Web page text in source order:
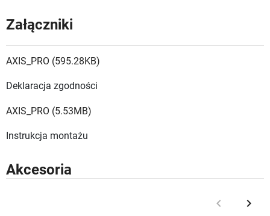
Załączniki
AXIS_PRO (595.28KB)
Deklaracja zgodności
AXIS_PRO (5.53MB)
Instrukcja montażu
Akcesoria
Poprzedni
keyboard_arrow_left keyboard_arrow_right